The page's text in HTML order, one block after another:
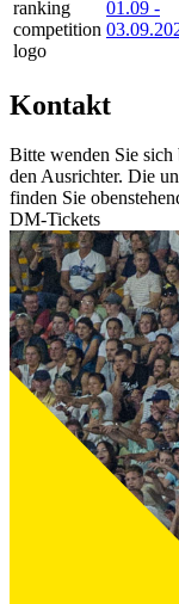
01.09 -
Kontakt
Bitte wenden Sie sich
den Ausrichter. Die
finden Sie
DM-Tickets